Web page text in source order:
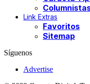
Link Extras
Favoritos
Sitemap
Síguenos
Advertise